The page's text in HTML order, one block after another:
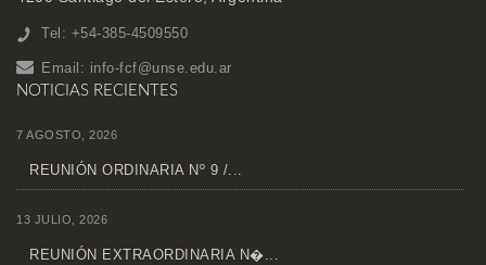
Tel: +54-385-4509550
Email: info-fcf@unse.edu.ar
NOTICIAS RECIENTES
7 AGOSTO, 2026
REUNIÓN ORDINARIA Nº 9 /...
13 JULIO, 2026
REUNIÓN EXTRAORDINARIA N�...